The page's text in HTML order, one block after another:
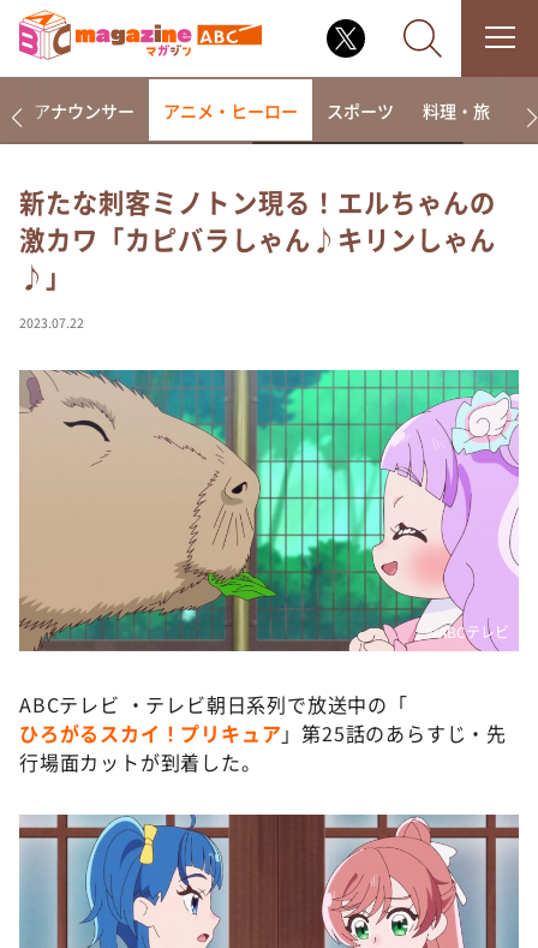
なるみ・岡村の過ぎるTV
これ余談なんですけど・・・
て真剣です
探偵！ナイトスクープ
news おかえり
河合＆A.B.C-Z塚田×福井アナ「なんでやねん！？」
（news おかえり）
DAIGOも台所 ～きょうの献立 何にする？～
本日はダイアンなり！シーズン２
朝だ！生です旅サラダ
ＬＩＦＥ～夢のカタチ～
新婚さんいらっしゃい！
ザキ山小屋本館
ぺこぱのまるスポ
アナ回覧板
アナウンサー アニメ・ヒーロー スポーツ 料理・旅
新たな刺客ミノトン現る！エルちゃんの
激カワ「カピバラしゃん♪キリンしゃん
♪」
2023.07.22
©️ABCテレビ
ABCテレビ ・テレビ朝日系列で放送中の「
ひろがるスカイ！プリキュア 」第25話のあらすじ・先
行場面カットが到着した。